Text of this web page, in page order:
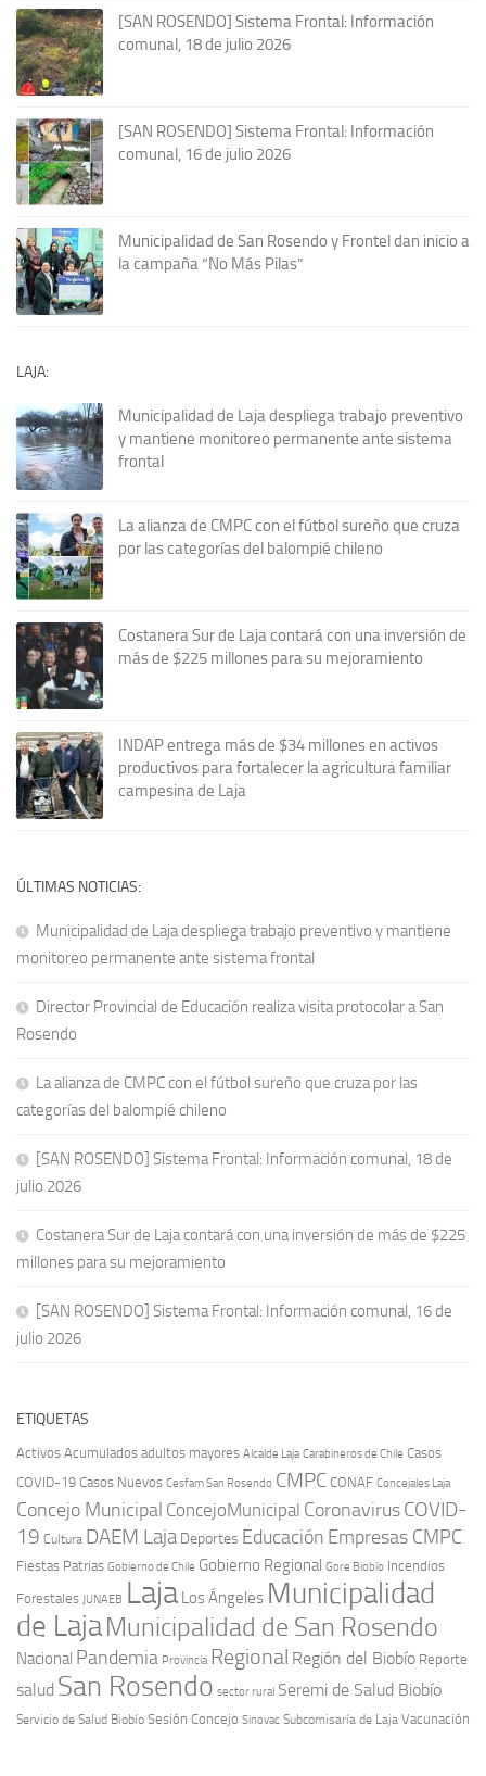
[SAN ROSENDO] Sistema Frontal: Información
comunal, 18 de julio 2026
[SAN ROSENDO] Sistema Frontal: Información
comunal, 16 de julio 2026
Municipalidad de San Rosendo y Frontel dan inicio a
la campaña “No Más Pilas”
LAJA:
Municipalidad de Laja despliega trabajo preventivo
y mantiene monitoreo permanente ante sistema
frontal
La alianza de CMPC con el fútbol sureño que cruza
por las categorías del balompié chileno
Costanera Sur de Laja contará con una inversión de
más de $225 millones para su mejoramiento
INDAP entrega más de $34 millones en activos
productivos para fortalecer la agricultura familiar
campesina de Laja
ÚLTIMAS NOTICIAS:
Municipalidad de Laja despliega trabajo preventivo y mantiene
monitoreo permanente ante sistema frontal
Director Provincial de Educación realiza visita protocolar a San
Rosendo
La alianza de CMPC con el fútbol sureño que cruza por las
categorías del balompié chileno
[SAN ROSENDO] Sistema Frontal: Información comunal, 18 de
julio 2026
Costanera Sur de Laja contará con una inversión de más de $225
millones para su mejoramiento
[SAN ROSENDO] Sistema Frontal: Información comunal, 16 de
julio 2026
ETIQUETAS
Activos Acumulados adultos mayores Alcalde Laja Carabineros de Chile Casos
COVID-19 Casos Nuevos Cesfam San Rosendo CMPC CONAF Concejales Laja
Concejo Municipal ConcejoMunicipal CoronavirusCOVID-
19 Cultura DAEM Laja Deportes Educación Empresas CMPC
Fiestas Patrias Gobierno de Chile Gobierno Regional Gore Biobío Incendios
Forestales JUNAEB Laja Los Ángeles Municipalidad
de LajaMunicipalidad de San Rosendo
Nacional Pandemia Provincia Regional Región del Biobío Reporte
salud San Rosendo sector rural Seremi de Salud Biobío
Servicio de Salud Biobío Sesión Concejo Sinovac Subcomisaría de Laja Vacunación